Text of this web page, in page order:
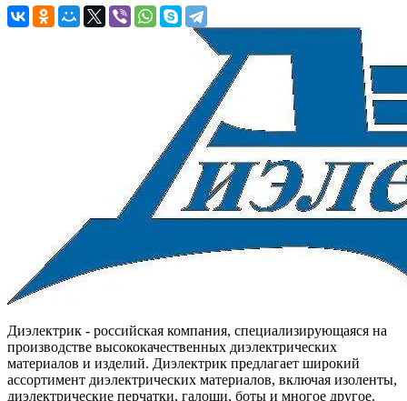
Диэлектрик - российская компания, специализирующаяся на
производстве высококачественных диэлектрических
материалов и изделий. Диэлектрик предлагает широкий
ассортимент диэлектрических материалов, включая изоленты,
диэлектрические перчатки, галоши, боты и многое другое.